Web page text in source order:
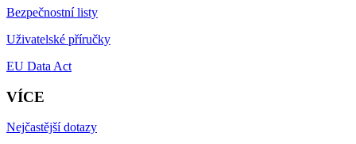
Bezpečnostní listy
Uživatelské příručky
EU Data Act
VÍCE
Nejčastější dotazy